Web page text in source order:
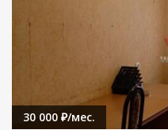
30 000 ₽/мес.